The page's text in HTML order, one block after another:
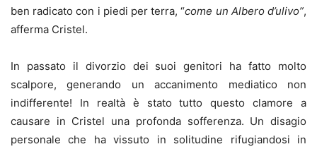
ben radicato con i piedi per terra, “come un Albero d’ulivo”,
afferma Cristel.
In passato il divorzio dei suoi genitori ha fatto molto
scalpore, generando un accanimento mediatico non
indifferente! In realtà è stato tutto questo clamore a
causare in Cristel una profonda sofferenza. Un disagio
personale che ha vissuto in solitudine rifugiandosi in